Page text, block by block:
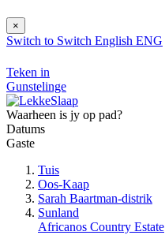
×
Switch to Switch English ENG
Teken in
Gunstelinge
Waarheen is jy op pad?
Datums
Gaste
Tuis
Oos-Kaap
Sarah Baartman-distrik
Sunland
Africanos Country Estate